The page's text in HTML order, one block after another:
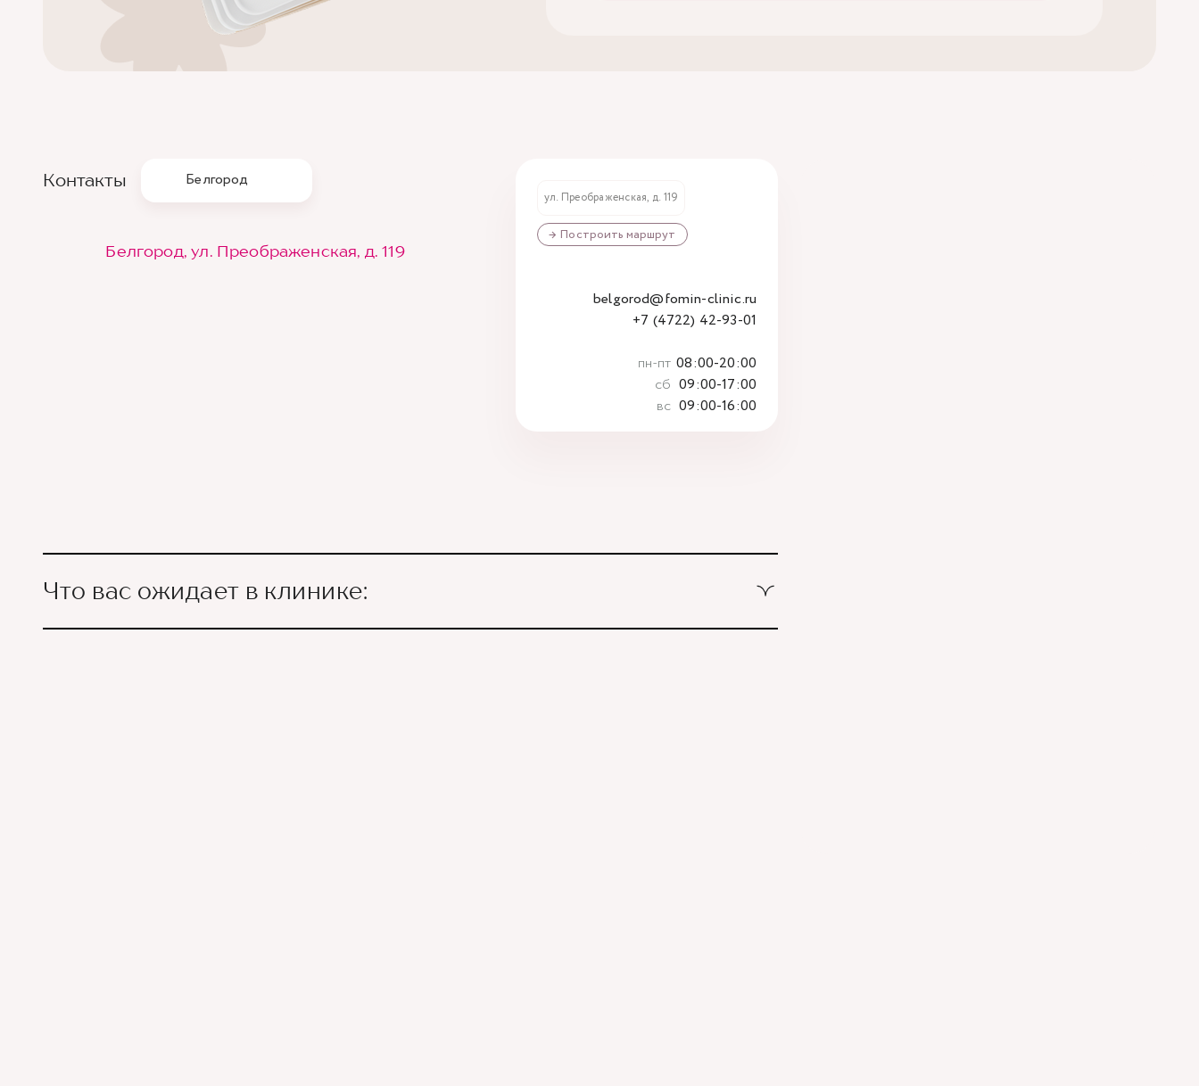
Контакты Белгород
Белгород, ул. Преображенская, д. 119
ул. Преображенская, д. 119
→ Построить маршрут
belgorod@fomin-clinic.ru
+7 (4722) 42-93-01
пн-пт 08:00-20:00
сб 09:00-17:00
вс 09:00-16:00
Что вас ожидает в клинике: